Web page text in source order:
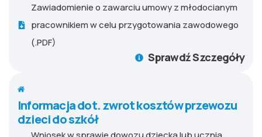
Zawiadomienie o zawarciu umowy z młodocianym
pracownikiem w celu przygotowania zawodowego
(.PDF)
Sprawdź Szczegóły
Informacja dot. zwrot kosztów przewozu
dzieci do szkół